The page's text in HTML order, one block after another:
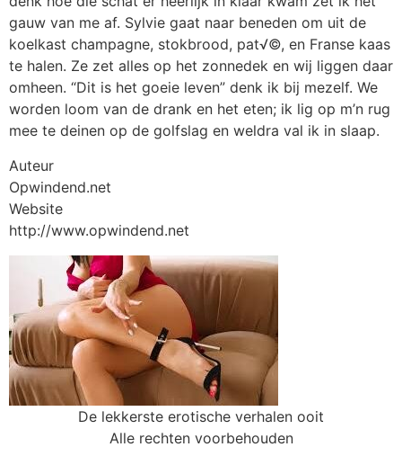
gauw van me af. Sylvie gaat naar beneden om uit de
koelkast champagne, stokbrood, pat√©, en Franse kaas
te halen. Ze zet alles op het zonnedek en wij liggen daar
omheen. “Dit is het goeie leven” denk ik bij mezelf. We
worden loom van de drank en het eten; ik lig op m’n rug
mee te deinen op de golfslag en weldra val ik in slaap.
Auteur
Opwindend.net
Website
http://www.opwindend.net
De lekkerste erotische verhalen ooit
Alle rechten voorbehouden